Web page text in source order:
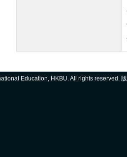
Education, HKBU. All rights reserved.